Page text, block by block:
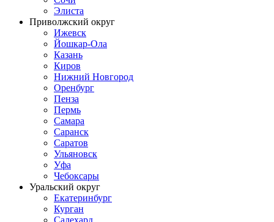
Элиста
Приволжский округ
Ижевск
Йошкар-Ола
Казань
Киров
Нижний Новгород
Оренбург
Пенза
Пермь
Самара
Саранск
Саратов
Ульяновск
Уфа
Чебоксары
Уральский округ
Екатеринбург
Курган
Салехард